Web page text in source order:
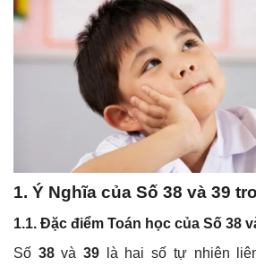
1. Ý Nghĩa của Số 38 và 39
1.1. Đặc điểm Toán học của Số 38
Số 38và39 là hai số tự nhiên